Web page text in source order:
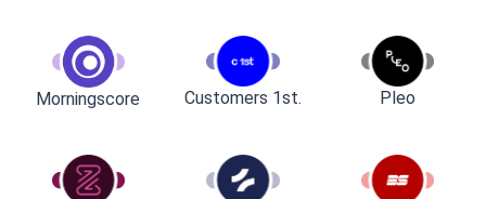
Morningscore Customers 1st. Pleo